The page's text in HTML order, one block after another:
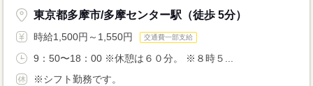
東京都多摩市/多摩センター駅（徒歩 5分）
時給1,500円～1,550円 交通費一部支給
9：50〜18：00 ※休憩は６０分。 ※８時５...
※シフト勤務です。